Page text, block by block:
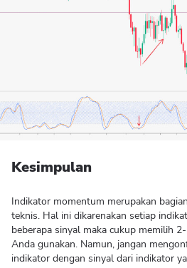
Kesimpulan
Indikator momentum merupakan
teknis. Hal ini dikarenakan setiap
beberapa sinyal maka cukup memilih
Anda gunakan. Namun, jangan
indikator dengan sinyal dari indikator